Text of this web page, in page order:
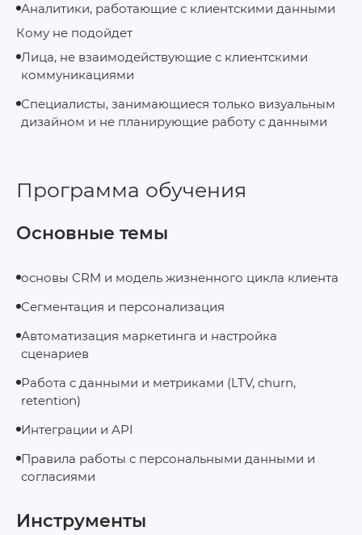
Аналитики, работающие с клиентскими данными
Кому не подойдет
Лица, не взаимодействующие с клиентскими
коммуникациями
Специалисты, занимающиеся только визуальным
дизайном и не планирующие работу с данными
Программа обучения
Основные темы
основы CRM и модель жизненного цикла клиента
Сегментация и персонализация
Автоматизация маркетинга и настройка
сценариев
Работа с данными и метриками (LTV, churn,
retention)
Интеграции и API
Правила работы с персональными данными и
согласиями
Инструменты